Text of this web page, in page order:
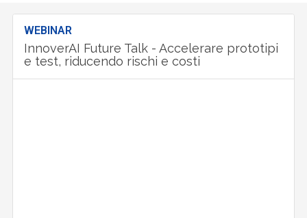
WEBINAR
InnoverAI Future Talk - Accelerare prototipi
e test, riducendo rischi e costi